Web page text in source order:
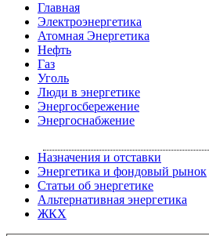
Главная
Электроэнергетика
Атомная Энергетика
Нефть
Газ
Уголь
Люди в энергетике
Энергосбережение
Энергоснабжение
Назначения и отставки
Энергетика и фондовый рынок
Статьи об энергетике
Альтернативная энергетика
ЖКХ